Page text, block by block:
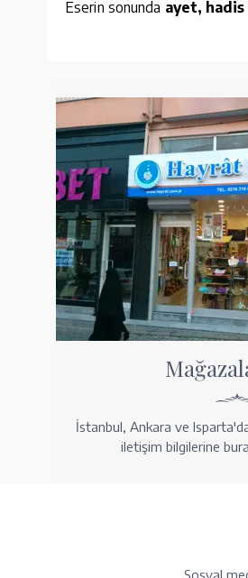
Eserin sonunda ayet,
İstanbul, Ankara ve
iletişim bilgilerine
Sosyal